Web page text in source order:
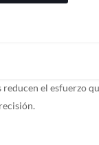
reducen el esfuerzo